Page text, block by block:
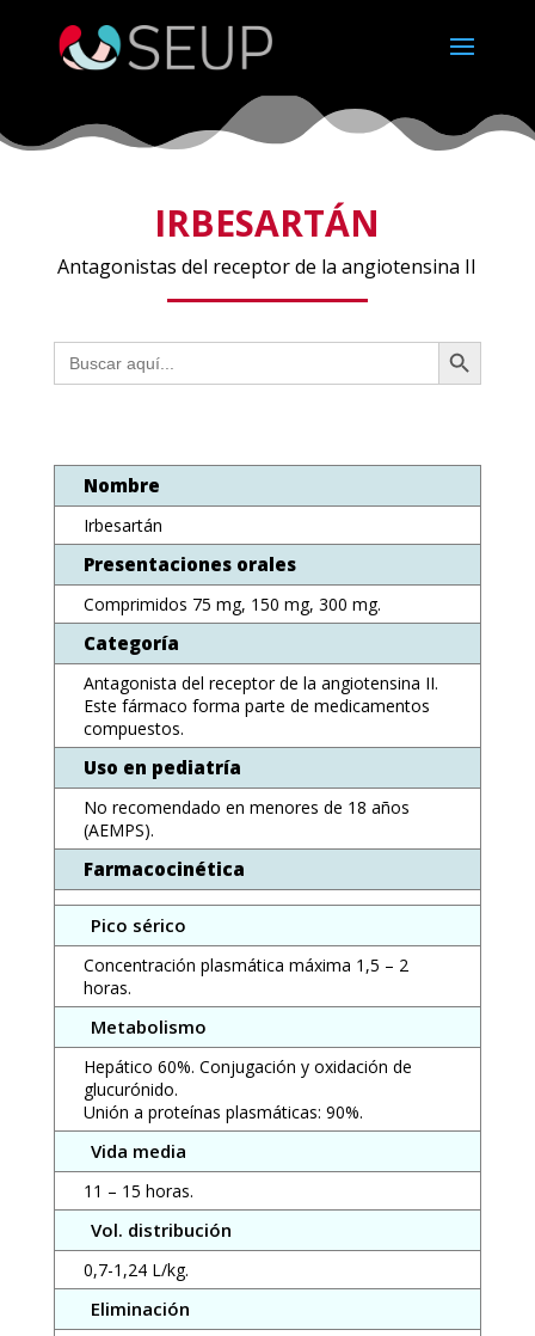
IRBESARTÁN
Antagonistas del receptor de la angiotensina II
Buscar: Botón de búsqueda
Nombre
Irbesartán
Presentaciones orales
Comprimidos 75 mg, 150 mg, 300 mg.
Categoría
Antagonista del receptor de la angiotensina II.
Este fármaco forma parte de medicamentos
compuestos.
Uso en pediatría
No recomendado en menores de 18 años
(AEMPS).
Farmacocinética
Pico sérico
Concentración plasmática máxima 1,5 – 2
horas.
Metabolismo
Hepático 60%. Conjugación y oxidación de
glucurónido.
Unión a proteínas plasmáticas: 90%.
Vida media
11 – 15 horas.
Vol. distribución
0,7-1,24 L/kg.
Eliminación